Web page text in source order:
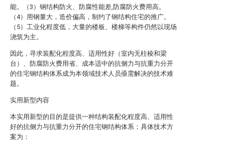
能。（3）钢结构防火、防腐性能差,防腐防火费用高。
（4）用钢量大，造价偏高，制约了钢结构住宅的推广。
（5）工业化程度低，大量的楼板、楼梯等构件仍然以现场
浇筑为主。
因此，寻求装配化程度高、适用性好（室内无柱棱和梁
台）、防腐防火费用省、成本适中的抗侧力与抗重力分开
的住宅钢结构体系成为本领域技术人员亟需解决的技术难
题。
实用新型内容
本实用新型的目的是提供一种结构装配化程度高、适用性
好的抗侧力与抗重力分开的住宅钢结构体系；具体技术方
案为：